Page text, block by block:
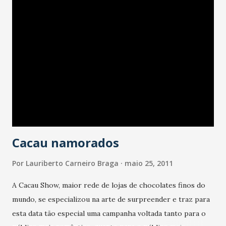
Cacau namorados
Por Lauriberto Carneiro Braga maio 25, 2011
A Cacau Show, maior rede de lojas de chocolates finos do
mundo, se especializou na arte de surpreender e traz para
esta data tão especial uma campanha voltada tanto para o